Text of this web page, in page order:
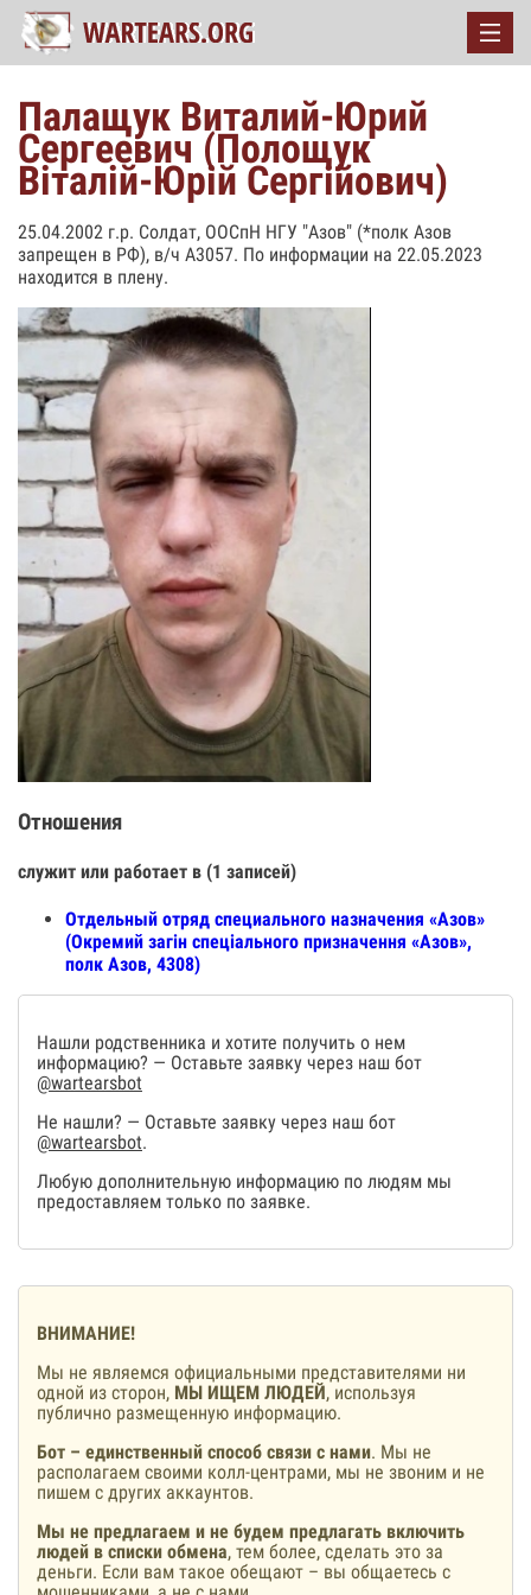
Палащук Виталий-Юрий
Сергеевич (Полощук
Віталій-Юрій Сергійович)
25.04.2002 г.р. Солдат, ООСпН НГУ "Азов" (*полк Азов
запрещен в РФ), в/ч А3057. По информации на 22.05.2023
находится в плену.
Отношения
служит или работает в (1 записей)
Отдельный отряд специального назначения «Азов»
(Окремий загін спеціального призначення «Азов»,
полк Азов, 4308)
Нашли родственника и хотите получить о нем
информацию? — Оставьте заявку через наш бот
@wartearsbot
Не нашли? — Оставьте заявку через наш бот
@wartearsbot.
Любую дополнительную информацию по людям мы
предоставляем только по заявке.
ВНИМАНИЕ!
Мы не являемся официальными представителями ни
одной из сторон, МЫ ИЩЕМ ЛЮДЕЙ, используя
публично размещенную информацию.
Бот – единственный способ связи с нами. Мы не
располагаем своими колл-центрами, мы не звоним и не
пишем с других аккаунтов.
Мы не предлагаем и не будем предлагать включить
людей в списки обмена, тем более, сделать это за
деньги. Если вам такое обещают – вы общаетесь с